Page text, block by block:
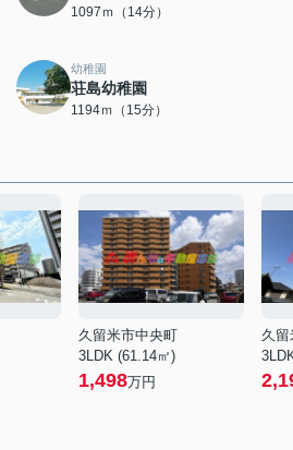
1097ｍ（14分）
幼稚園
荘島幼稚園
1194ｍ（15分）
久留米市中央町
3LDK (61.14㎡)
1,498万円
久留